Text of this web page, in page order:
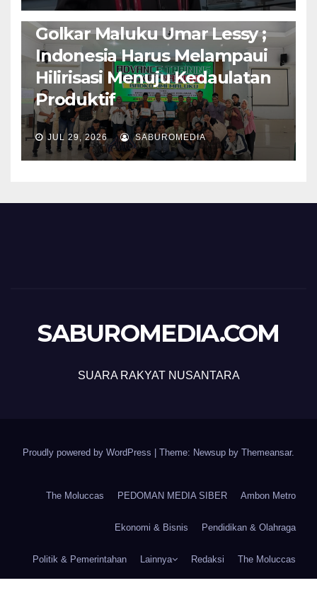
Isi Materi LK-III HMI, Ketua
Golkar Maluku Umar Lessy ;
Indonesia Harus Melampaui
Hilirisasi Menuju Kedaulatan
Produktif
JUL 29, 2026 SABUROMEDIA
SABUROMEDIA.COM
SUARA RAKYAT NUSANTARA
Proudly powered by WordPress Theme: Newsup by Themeansar.
The Moluccas PEDOMAN MEDIA SIBER Ambon Metro
Ekonomi & Bisnis Pendidikan & Olahraga
Politik & Pemerintahan Lainnya Redaksi The Moluccas